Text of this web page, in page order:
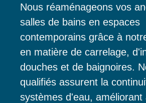
Nous réaménageons vos
salles de bains en espaces
contemporains grâce à
en matière de carrelage,
douches et de baignoires.
qualifiés assurent la
systèmes d'eau, améliorant